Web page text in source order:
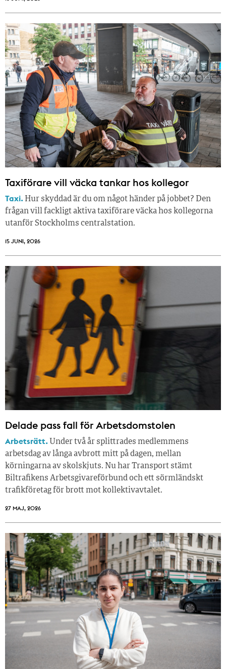
Taxiförare vill väcka tankar hos kollegor
Taxi. Hur skyddad är du om något händer på jobbet? Den
frågan vill fackligt aktiva taxiförare väcka hos kollegorna
utanför Stockholms centralstation.
15 JUNI, 2026
Delade pass fall för Arbetsdomstolen
Arbetsrätt. Under två år splittrades medlemmens
arbetsdag av långa avbrott mitt på dagen, mellan
körningarna av skolskjuts. Nu har Transport stämt
Biltrafikens Arbetsgivareförbund och ett sörmländskt
trafikföretag för brott mot kollektivavtalet.
27 MAJ, 2026